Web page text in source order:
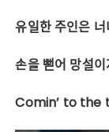
유일한 주인은
손을 뻗어 망설
Comin’ to the